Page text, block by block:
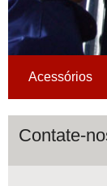
Acessórios
Contate-